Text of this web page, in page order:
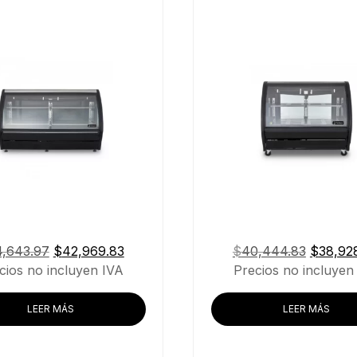
El
precio
original
era:
$44,643.97.
$42,969.83El
actual
$42,969.83.
no incluyen IVA
LEER MÁS
$40,444.83 El
precio
original
era:
$
Precios no incluyen
LEER MÁS